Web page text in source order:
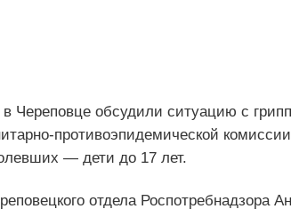
в Череповце обсудили ситуацию с
противоэпидемической
— дети до 17 лет.
отдела Роспотребнадзора